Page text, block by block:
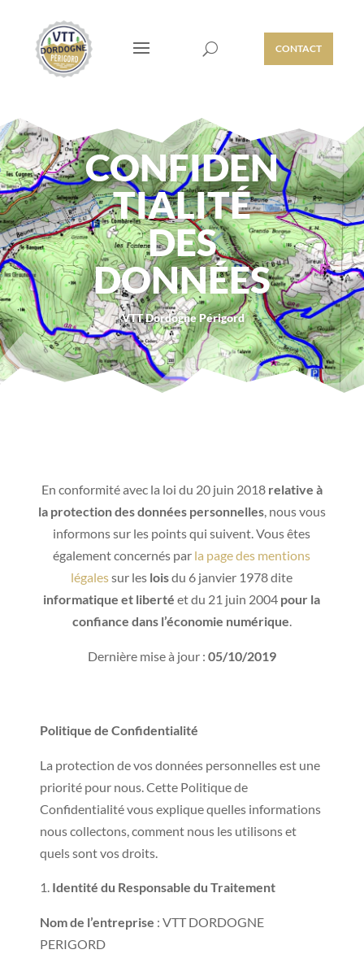
CONTACT
CONFIDEN
TIALITÉ
DES
DONNÉES
VTT Dordogne Périgord
En conformité avec la loi du 20 juin 2018 relative à
la protection des données personnelles, nous vous
informons sur les points qui suivent.Vous êtes
également concernés par la page des mentions
légalessur les loisdu 6 janvier 1978 dite
informatique et liberté et du 21 juin 2004 pour la
confiance dans l’économie numérique.
Dernière mise à jour : 05/10/2019
Politique de Confidentialité
La protection de vos données personnelles est une
priorité pour nous. Cette Politique de
Confidentialité vous explique quelles informations
nous collectons, comment nous les utilisons et
quels sont vos droits.
Identité du Responsable du Traitement
Nom de l’entreprise :VTT DORDOGNE
PERIGORD